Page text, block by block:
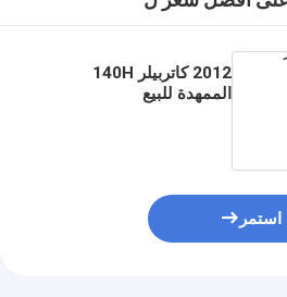
2012 كاتربيلر 140H
الممهدة للبيع
استمر